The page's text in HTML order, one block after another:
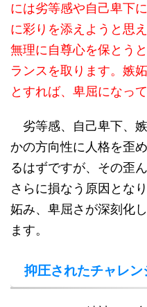
には劣等感や自己卑下
に彩りを添えようと思
無理に自尊心を保とう
ランスを取ります。嫉
とすれば、卑屈になっ
劣等感、自己卑下、
かの方向性に人格を歪
るはずですが、その歪
さらに損なう原因とな
妬み、卑屈さが深刻化
ます。
抑圧されたチャレン